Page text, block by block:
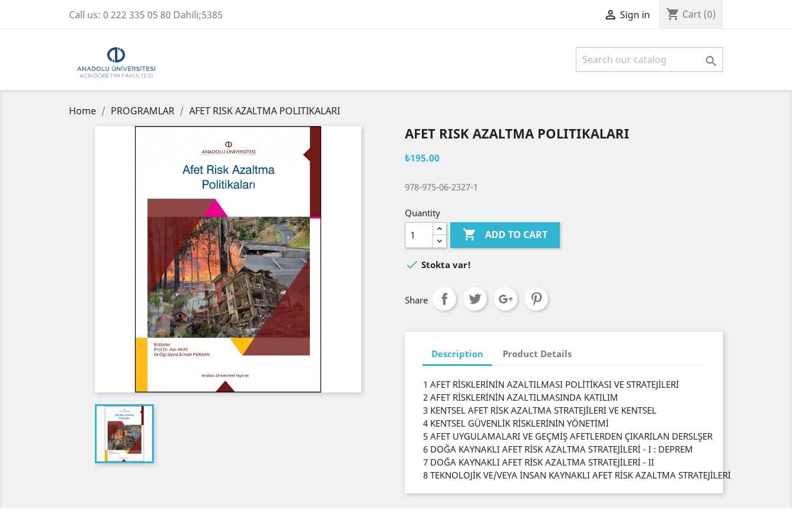
Call us: 0 222 335 05 80 Dahili;5385  Sign in shopping_cart Cart (0)

Home PROGRAMLAR AFET RISK AZALTMA POLITIKALARI
AFET RISK AZALTMA POLITIKALARI
₺195.00
978-975-06-2327-1
Quantity
 ADD TO CART
 Stokta var!
Share
Description Product Details
1 AFET RİSKLERİNİN AZALTILMASI POLİTİKASI VE STRATEJİLERİ
2 AFET RİSKLERİNİN AZALTILMASINDA KATILIM
3 KENTSEL AFET RİSK AZALTMA STRATEJİLERİ VE KENTSEL
4 KENTSEL GÜVENLİK RİSKLERİNİN YÖNETİMİ
5 AFET UYGULAMALARI VE GEÇMİŞ AFETLERDEN ÇIKARILAN DERSLŞER
6 DOĞA KAYNAKLI AFET RİSK AZALTMA STRATEJİLERİ - I : DEPREM
7 DOĞA KAYNAKLI AFET RİSK AZALTMA STRATEJİLERİ - II
8 TEKNOLOJİK VE/VEYA İNSAN KAYNAKLI AFET RİSK AZALTMA STRATEJİLERİ